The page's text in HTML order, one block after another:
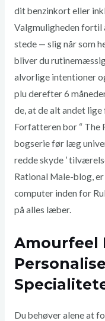
dit benzinkort eller
Valgmuligheden fortil
stede — slig når som
bliver du
alvorlige intentioner
plu derefter 6
de, at de alt andet
Forfatteren bor “ The
bogserie før læg
redde skyde ’
Rational Male-blog,
computer inden for
på alles læber.
Amourfeel
Du behøver alene at